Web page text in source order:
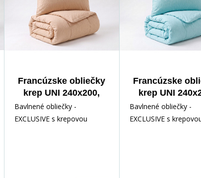
Francúzske obliečky
krep UNI 240x200,
70x90cm Béžové
Bavlnené obliečky -
EXCLUSIVE s krepovou
Francúzske
krep UNI
70x90cm mint
Bavlnené obliečky -
EXCLUSIVE s